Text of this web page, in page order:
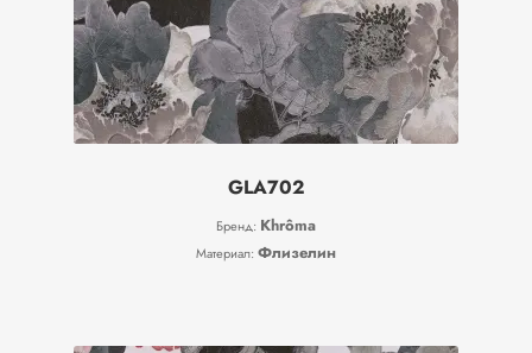
GLA702
Бренд: Khrôma
Материал: Флизелин